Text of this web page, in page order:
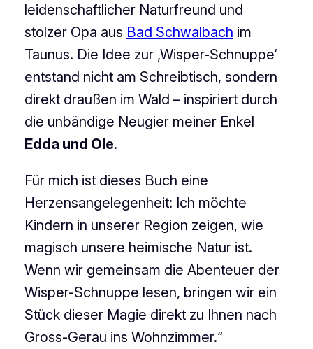
leidenschaftlicher Naturfreund und
stolzer Opa aus Bad Schwalbach im
Taunus. Die Idee zur ‚Wisper-Schnuppe‘
entstand nicht am Schreibtisch, sondern
direkt draußen im Wald – inspiriert durch
die unbändige Neugier meiner Enkel
Edda und Ole.
Für mich ist dieses Buch eine
Herzensangelegenheit: Ich möchte
Kindern in unserer Region zeigen, wie
magisch unsere heimische Natur ist.
Wenn wir gemeinsam die Abenteuer der
Wisper-Schnuppe lesen, bringen wir ein
Stück dieser Magie direkt zu Ihnen nach
Gross-Gerau ins Wohnzimmer.“